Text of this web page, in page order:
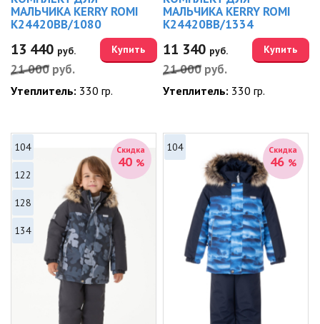
МАЛЬЧИКА KERRY ROMI
K24420BB/1080
13 440 руб.
21 000 руб.
Купить
Утеплитель: 330 гр.
МАЛЬЧИКА KERRY ROMI
K24420BB/1334
11 340 руб.
21 000 руб.
Купить
Утеплитель: 330 гр.
Скидка
40 %
104
122
128
134
Скидка
46 %
104